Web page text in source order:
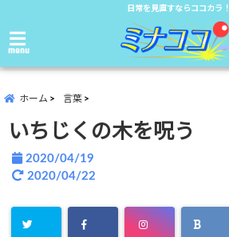
日常を見直すならココカラ！
menu
ホーム 言葉
いちじくの木を呪う
2020/04/19
2020/04/22